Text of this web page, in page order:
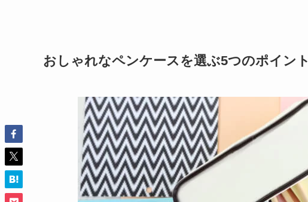
おしゃれなペンケースを選ぶ5つのポイント